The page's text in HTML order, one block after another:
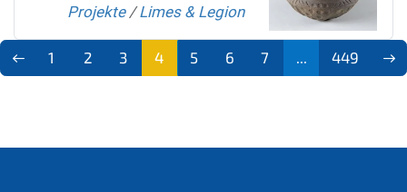
Projekte /Limes & Legion
1 2 3
4
5 6 7 ... 449